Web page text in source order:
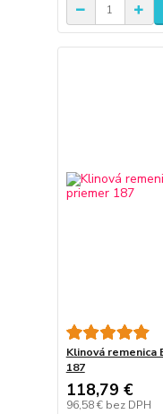
Klinová remenica
187
118,79 €
96,58 € bez DPH